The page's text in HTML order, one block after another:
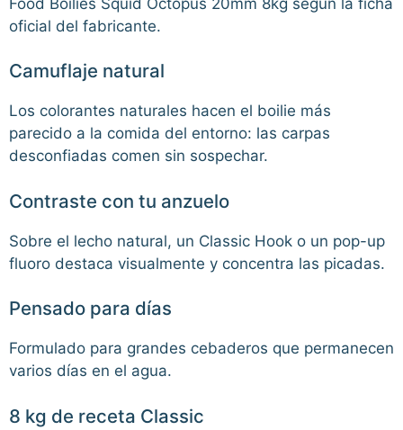
oficial del fabricante.
Camuflaje natural
Los colorantes naturales hacen el boilie más
parecido a la comida del entorno: las carpas
desconfiadas comen sin sospechar.
Contraste con tu anzuelo
Sobre el lecho natural, un Classic Hook o un pop-up
fluoro destaca visualmente y concentra las picadas.
Pensado para días
Formulado para grandes cebaderos que permanecen
varios días en el agua.
8 kg de receta Classic